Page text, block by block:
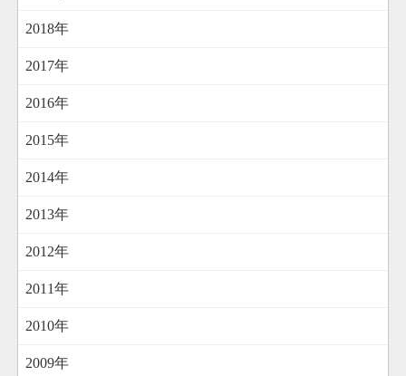
2018年
2017年
2016年
2015年
2014年
2013年
2012年
2011年
2010年
2009年